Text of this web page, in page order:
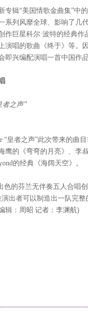
专辑“美国情歌金曲集”中
系列风靡全球、影响了几
作巨星科尔·波特的经典
演唱的歌曲《终于》等。
兴编配演唱一首中国作品
者之声”
皇者之声”此次带来的曲
鹰的《弯弯的月亮》、李
的经典《海阔天空》。
色的芬兰无伴奏五人合唱
出者可以制造出一队完
辑：周昭 记者：李渊航)